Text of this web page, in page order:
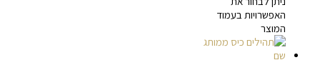
האפשרויות בעמוד
המוצר